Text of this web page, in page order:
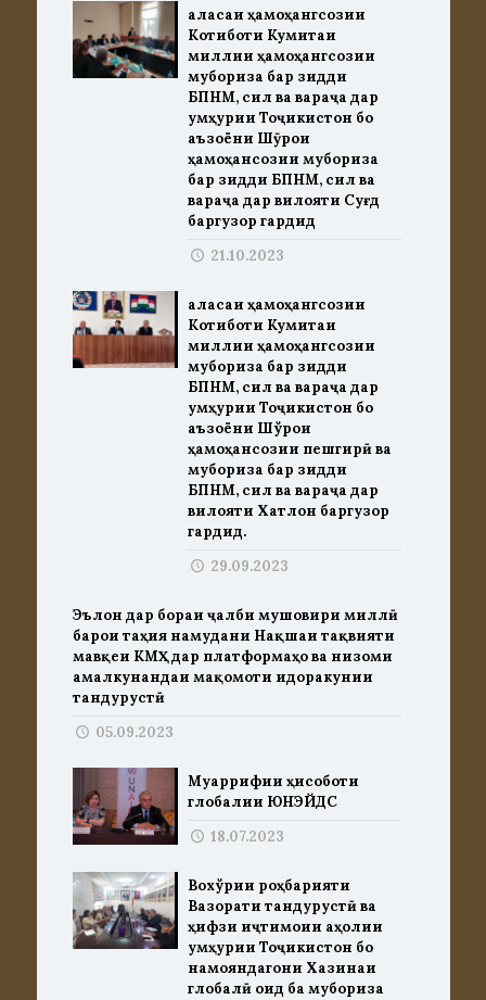
Ҷаласаи ҳамоҳангсозии
Котиботи Кумитаи
миллии ҳамоҳангсозии
мубориза бар зидди
БПНМ, сил ва вараҷа дар
Ҷумҳурии Тоҷикистон бо
аъзоёни Шӯрои
ҳамоҳансозии мубориза
бар зидди БПНМ, сил ва
вараҷа дар вилояти Суғд
баргузор гардид
21.10.2023
Ҷаласаи ҳамоҳангсозии
Котиботи Кумитаи
миллии ҳамоҳангсозии
мубориза бар зидди
БПНМ, сил ва вараҷа дар
Ҷумҳурии Тоҷикистон бо
аъзоёни Шўрои
ҳамоҳансозии пешгирӣ ва
мубориза бар зидди
БПНМ, сил ва вараҷа дар
вилояти Хатлон баргузор
гардид.
29.09.2023
Эълон дар бораи ҷалби мушовири миллӣ
барои таҳия намудани Нақшаи тақвияти
мавқеи КМҲ дар платформаҳо ва низоми
амалкунандаи мақомоти идоракунии
тандурустӣ
05.09.2023
Муаррифии ҳисоботи
глобалии ЮНЭЙДС
18.07.2023
Вохўрии роҳбарияти
Вазорати тандурустӣ ва
ҳифзи иҷтимоии аҳолии
Ҷумҳурии Тоҷикистон бо
намояндагони Хазинаи
глобалӣ оид ба мубориза